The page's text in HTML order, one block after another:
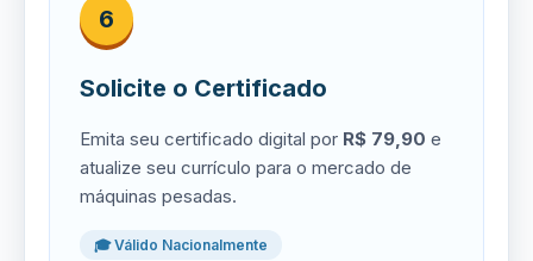
6
Solicite o Certificado
Emita seu certificado digital por R$ 79,90 e
atualize seu currículo para o mercado de
máquinas pesadas.
🎓 Válido Nacionalmente